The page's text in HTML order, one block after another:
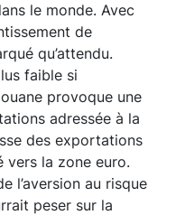
le monde. Avec
de
qu’attendu.
faible si
provoque une
adressée à la
des exportations
vers la zone euro.
l’aversion au risque
peser sur la